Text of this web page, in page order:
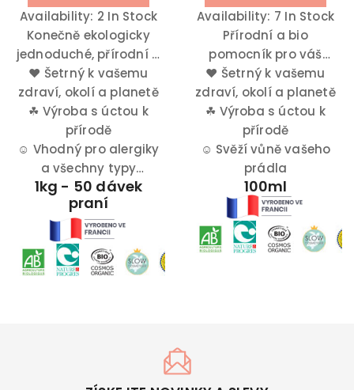
Availability: 2 In Stock
Konečně ekologicky
jednoduché, přírodní a
efektivní praní
prádla. 100% přírodní
pro vaše prádlo. Bez
parfému.
♥ Šetrný k vašemu
zdraví, okolí a planetě
☘ Výroba s úctou k
přírodě
☺ Vhodný pro alergiky
a všechny typy
pokožky
1kg - 50 dávek
praní
Availability: 7 In Stock
Přírodní a bio
pomocník pro váš
ekologický domov.
Myslete na své zdraví
a přírodu.
♥ Šetrný k vašemu
zdraví, okolí a planetě
☘ Výroba s úctou k
přírodě
☺ Svěží vůně vašeho
prádla
100ml